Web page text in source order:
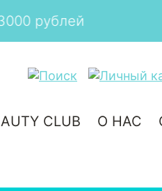
CLUB О НАС